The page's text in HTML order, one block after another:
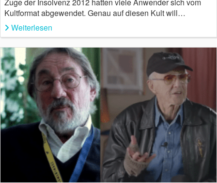
Kultformat abgewendet. Genau auf diesen Kult will…
Weiterlesen